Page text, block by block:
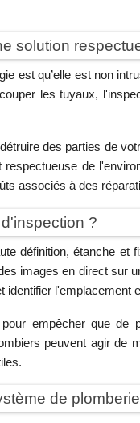
solution
est qu’elle est non
les tuyaux,
des parties de
de
associés à des
?
définition, étanche et
images en direct sur
identifier l'emplacement
empêcher que de
peuvent agir de
de